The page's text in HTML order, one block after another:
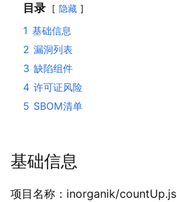
目录 隐藏
1 基础信息
2 漏洞列表
3 缺陷组件
4 许可证风险
5 SBOM清单
基础信息
项目名称：inorganik/countUp.js